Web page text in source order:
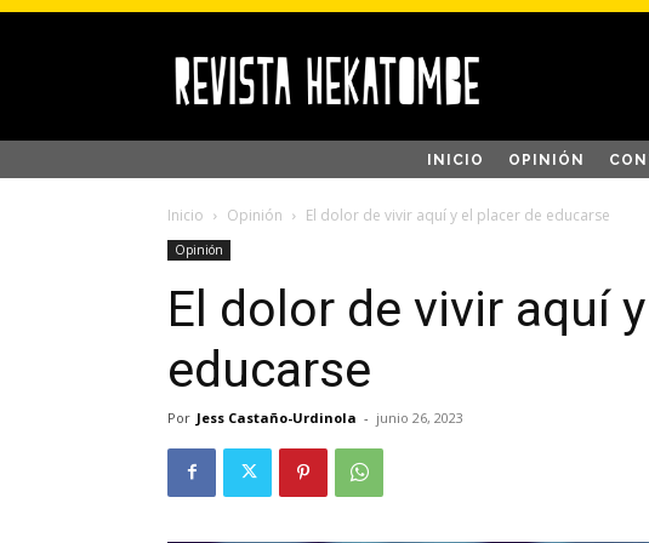
INICIO OPINIÓN
Inicio Opinión El dolor de vivir aquí y el placer de educarse
Opinión
El dolor de vivir aquí
educarse
Por Jess Castaño-Urdinola - junio 26, 2023